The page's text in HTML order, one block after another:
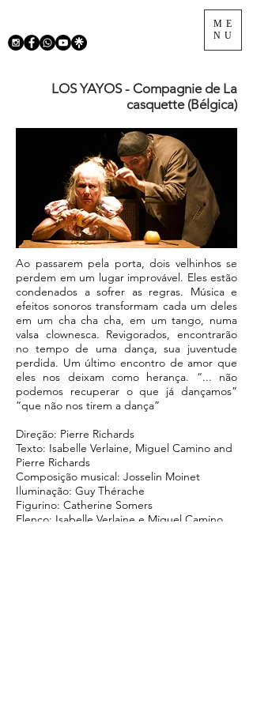
ME
NU
LOS YAYOS - Compagnie de La
casquette (Bélgica)
Ao passarem pela porta, dois velhinhos se
perdem em um lugar improvável. Eles estão
condenados a sofrer as regras. Música e
efeitos sonoros transformam cada um deles
em um cha cha cha, em um tango, numa
valsa clownesca. Revigorados, encontrarão
no tempo de uma dança, sua juventude
perdida. Um último encontro de amor que
eles nos deixam como herança. “... não
podemos recuperar o que já dançamos”
“que não nos tirem a dança”
Direção: Pierre Richards
Texto: Isabelle Verlaine, Miguel Camino and
Pierre Richards
Composição musical: Josselin Moinet
Iluminação: Guy Thérache
Figurino: Catherine Somers
Elenco: Isabelle Verlaine e Miguel Camino